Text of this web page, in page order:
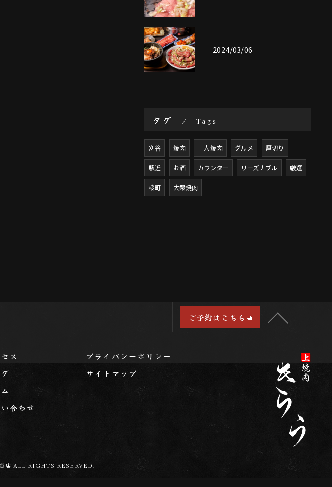
2024/03/06
タグ Tags
刈谷 焼肉 一人焼肉 グルメ 厚切り
駅近 お酒 カウンター リーズナブル 厳選
桜町 大衆焼肉
ご予約はこちら
ス
合わせ
プライバシーポリシー
サイトマップ
店 ALL RIGHTS RESERVED.